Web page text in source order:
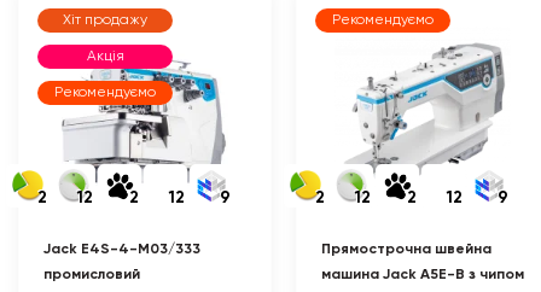
Хіт продажу
Акція
Рекомендуємо
2 12 2 12 9
Jack E4S-4-M03/333
промисловий
Рекомендуємо
2 12 2 12 9
Прямострочна швейна
машина Jack A5E-B з чипом